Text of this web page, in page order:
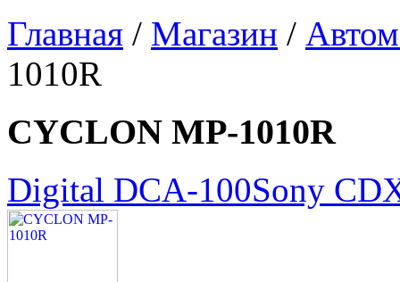
Главная / Магазин /
1010R
CYCLON MP-1010R
Digital DCA-100Sony